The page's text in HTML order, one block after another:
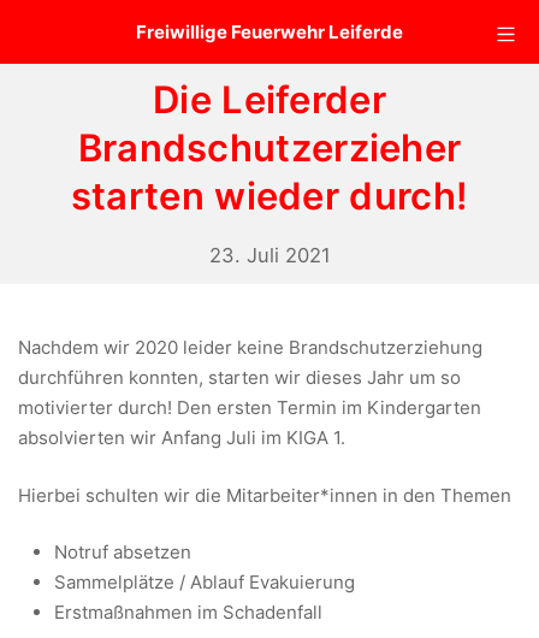
Freiwillige Feuerwehr Leiferde
Die Leiferder
Brandschutzerzieher
starten wieder durch!
23. Juli 2021
Nachdem wir 2020 leider keine Brandschutzerziehung
durchführen konnten, starten wir dieses Jahr um so
motivierter durch! Den ersten Termin im Kindergarten
absolvierten wir Anfang Juli im KIGA 1.
Hierbei schulten wir die Mitarbeiter*innen in den Themen
Notruf absetzen
Sammelplätze / Ablauf Evakuierung
Erstmaßnahmen im Schadenfall